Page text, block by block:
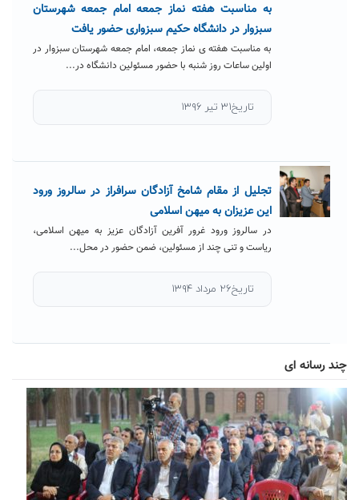
به مناسبت هفته نماز جمعه امام جمعه شهرستان
سبزوار در دانشگاه حکیم سبزواری حضور یافت
به مناسبت هفته ی نماز جمعه، امام جمعه شهرستان سبزوار در
اولین ساعات روز شنبه با حضور مسئولین دانشگاه در...
تاریخ۳۱ تیر ۱۳۹۶
تجلیل از مقام شامخ آزادگان سرافراز در سالروز ورود
این عزیزان به میهن اسلامی
در سالروز ورود غرور آفرین آزادگان عزیز به میهن اسلامی،
ریاست و تنی چند از مسئولین، ضمن حضور در محل...
تاریخ۲۶ مرداد ۱۳۹۴
چند رسانه ای